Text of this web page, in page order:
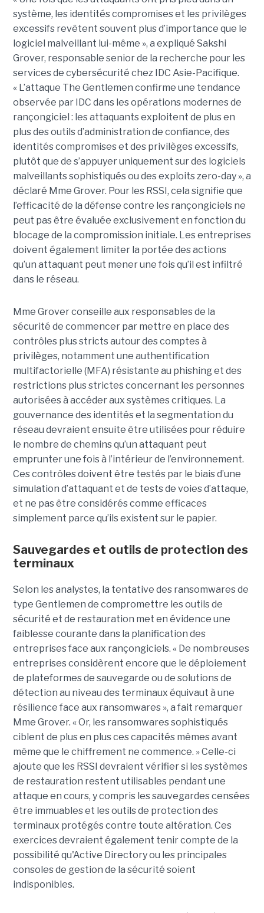
système, les identités compromises et les privilèges
excessifs revêtent souvent plus d’importance que le
logiciel malveillant lui-même », a expliqué Sakshi
Grover, responsable senior de la recherche pour les
services de cybersécurité chez IDC Asie-Pacifique.
« L’attaque The Gentlemen confirme une tendance
observée par IDC dans les opérations modernes de
rançongiciel : les attaquants exploitent de plus en
plus des outils d’administration de confiance, des
identités compromises et des privilèges excessifs,
plutôt que de s’appuyer uniquement sur des logiciels
malveillants sophistiqués ou des exploits zero-day », a
déclaré Mme Grover. Pour les RSSI, cela signifie que
l’efficacité de la défense contre les rançongiciels ne
peut pas être évaluée exclusivement en fonction du
blocage de la compromission initiale. Les entreprises
doivent également limiter la portée des actions
qu’un attaquant peut mener une fois qu’il est infiltré
dans le réseau.
Mme Grover conseille aux responsables de la
sécurité de commencer par mettre en place des
contrôles plus stricts autour des comptes à
privilèges, notamment une authentification
multifactorielle (MFA) résistante au phishing et des
restrictions plus strictes concernant les personnes
autorisées à accéder aux systèmes critiques. La
gouvernance des identités et la segmentation du
réseau devraient ensuite être utilisées pour réduire
le nombre de chemins qu’un attaquant peut
emprunter une fois à l’intérieur de l’environnement.
Ces contrôles doivent être testés par le biais d’une
simulation d’attaquant et de tests de voies d’attaque,
et ne pas être considérés comme efficaces
simplement parce qu’ils existent sur le papier.
Sauvegardes et outils de protection des
terminaux
Selon les analystes, la tentative des ransomwares de
type Gentlemen de compromettre les outils de
sécurité et de restauration met en évidence une
faiblesse courante dans la planification des
entreprises face aux rançongiciels. « De nombreuses
entreprises considèrent encore que le déploiement
de plateformes de sauvegarde ou de solutions de
détection au niveau des terminaux équivaut à une
résilience face aux ransomwares », a fait remarquer
Mme Grover. « Or, les ransomwares sophistiqués
ciblent de plus en plus ces capacités mêmes avant
même que le chiffrement ne commence. » Celle-ci
ajoute que les RSSI devraient vérifier si les systèmes
de restauration restent utilisables pendant une
attaque en cours, y compris les sauvegardes censées
être immuables et les outils de protection des
terminaux protégés contre toute altération. Ces
exercices devraient également tenir compte de la
possibilité qu'Active Directory ou les principales
consoles de gestion de la sécurité soient
indisponibles.